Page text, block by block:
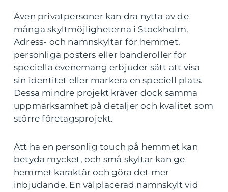
Även privatpersoner kan dra nytta av de
många skyltmöjligheterna i Stockholm.
Adress- och namnskyltar för hemmet,
personliga posters eller banderoller för
speciella evenemang erbjuder sätt att visa
sin identitet eller markera en speciell plats.
Dessa mindre projekt kräver dock samma
uppmärksamhet på detaljer och kvalitet som
större företagsprojekt.
Att ha en personlig touch på hemmet kan
betyda mycket, och små skyltar kan ge
hemmet karaktär och göra det mer
inbjudande. En välplacerad namnskylt vid